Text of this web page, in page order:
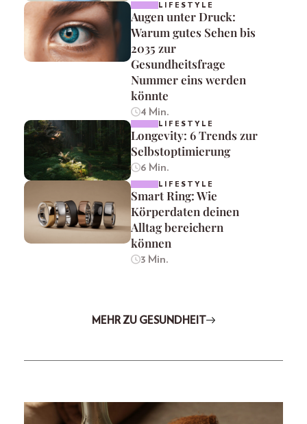
LIFESTYLE
Augen unter Druck:
Warum gutes Sehen bis
2035 zur
Gesundheitsfrage
Nummer eins werden
könnte
4 Min.
LIFESTYLE
Longevity: 6 Trends zur
Selbstoptimierung
6 Min.
LIFESTYLE
Smart Ring: Wie
Körperdaten deinen
Alltag bereichern
können
3 Min.
MEHR ZU GESUNDHEIT